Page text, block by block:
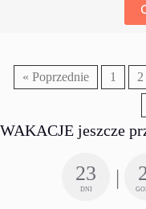
« Poprzednie 1 2
WAKACJE jeszcze
23
DNI